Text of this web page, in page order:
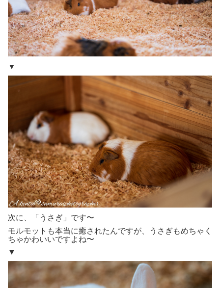
▼
次に、「うさぎ」です〜
モルモットも本当に癒されたんですが、うさぎもめちゃく
ちゃかわいいですよね〜
▼